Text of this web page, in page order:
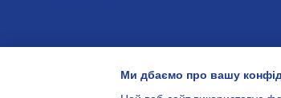
Ми дбаємо про вашу